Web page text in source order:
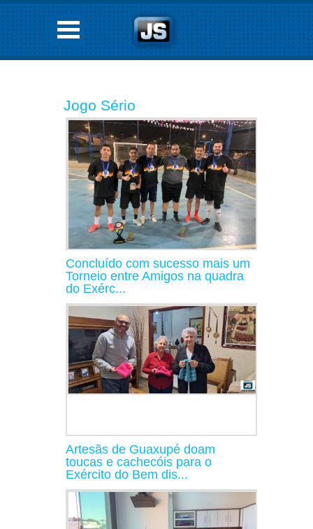
Jogo Sério
Concluído com sucesso mais um
Torneio entre Amigos na quadra
do Exérc...
Artesãs de Guaxupé doam
toucas e cachecóis para o
Exército do Bem dis...